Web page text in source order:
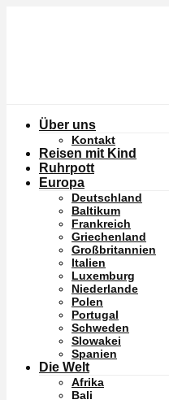
Über uns
Kontakt
Reisen mit Kind
Ruhrpott
Europa
Deutschland
Baltikum
Frankreich
Griechenland
Großbritannien
Italien
Luxemburg
Niederlande
Polen
Portugal
Schweden
Slowakei
Spanien
Die Welt
Afrika
Bali